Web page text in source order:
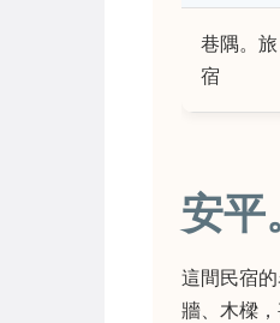
巷隅。旅
宿
安平
這間民宿
牆、木樑